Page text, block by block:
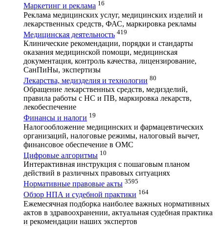
Маркетинг и реклама 16
Реклама медицинских услуг, медицинских изделий и
лекарственных средств, ФАС, маркировка рекламы
Медицинская деятельность 419
Клинические рекомендации, порядки и стандарты
оказания медицинской помощи, медицинская
документация, контроль качества, лицензирование,
СанПиНы, экспертизы
Лекарства, медизделия и технологии 80
Обращение лекарственных средств, медизделий,
правила работы с НС и ПВ, маркировка лекарств,
лекобеспечение
Финансы и налоги 19
Налогообложение медицинских и фармацевтических
организаций, налоговые режимы, налоговый вычет,
финансовое обеспечение в ОМС
Цифровые алгоритмы 10
Интерактивная инструкция с пошаговым планом
действий в различных правовых ситуациях
Нормативные правовые акты 3595
Обзор НПА и судебной практики 164
Ежемесячная подборка наиболее важных нормативных
актов в здравоохранении, актуальная судебная практика
и рекомендации наших экспертов